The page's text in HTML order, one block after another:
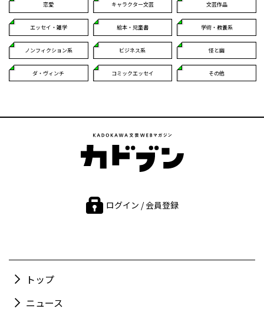
恋愛 キャラクター文芸 文芸作品
エッセイ・雑学 絵本・児童書 学術・教養系
ノンフィクション系 ビジネス系 怪と幽
ダ・ヴィンチ コミックエッセイ その他
ログイン / 会員登録
トップ
ニュース